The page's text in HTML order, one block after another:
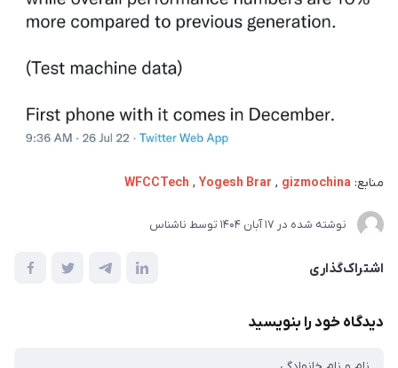
منابع: WFCCTech , Yogesh Brar , gizmochina
نوشته شده در 17 آبان 1404 توسط ناشناس
اشتراک‌گذاری
دیدگاه خود را بنویسید